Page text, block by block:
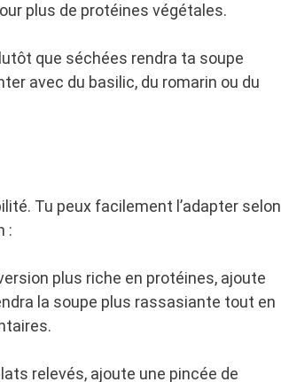
plus de protéines végétales.
que séchées rendra ta soupe
avec du basilic, du romarin ou du
Tu peux facilement l’adapter selon
:
plus riche en protéines, ajoute
la soupe plus rassasiante tout en
relevés, ajoute une pincée de